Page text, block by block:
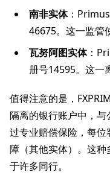
南非实体：
46675。这一监管
瓦努阿图实体：
册号14595。这一
值得注意的是，
隔离的银行账户中，与
过专业赔偿保险，每
障（其他实体）。这
于许多同行。